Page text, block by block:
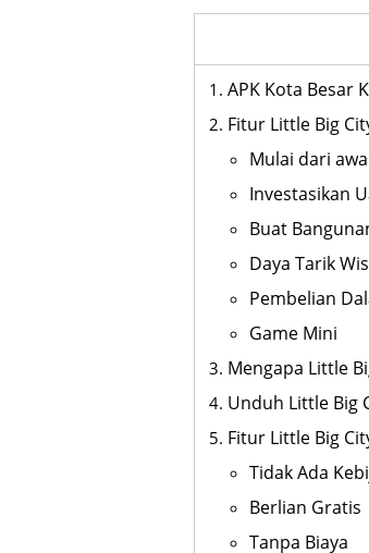
APK Kota Besar
Fitur Little Big
Mulai dari
Investasikan
Buat
Daya Tarik
Pembelian
Game Mini
Mengapa Little
Unduh Little Big
Fitur Little Big
Tidak Ada
Berlian Gratis
Tanpa Biaya